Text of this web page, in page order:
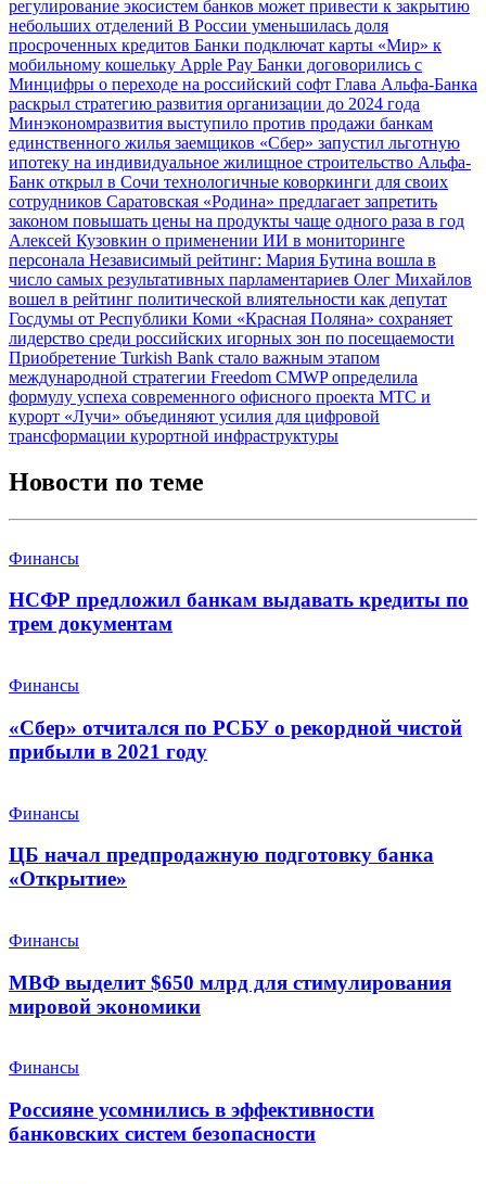
регулирование экосистем банков может привести к закрытию
небольших отделений В России уменьшилась доля
просроченных кредитов Банки подключат карты «Мир» к
мобильному кошельку Apple Pay Банки договорились с
Минцифры о переходе на российский софт Глава Альфа-Банка
раскрыл стратегию развития организации до 2024 года
Минэкономразвития выступило против продажи банкам
единственного жилья заемщиков «Сбер» запустил льготную
ипотеку на индивидуальное жилищное строительство Альфа-
Банк открыл в Сочи технологичные коворкинги для своих
сотрудников Саратовская «Родина» предлагает запретить
законом повышать цены на продукты чаще одного раза в год
Алексей Кузовкин о применении ИИ в мониторинге
персонала Независимый рейтинг: Мария Бутина вошла в
число самых результативных парламентариев Олег Михайлов
вошел в рейтинг политической влиятельности как депутат
Госдумы от Республики Коми «Красная Поляна» сохраняет
лидерство среди российских игорных зон по посещаемости
Приобретение Turkish Bank стало важным этапом
международной стратегии Freedom CMWP определила
формулу успеха современного офисного проекта МТС и
курорт «Лучи» объединяют усилия для цифровой
трансформации курортной инфраструктуры
Новости по теме
Финансы
НСФР предложил банкам выдавать кредиты по
трем документам
Финансы
«Сбер» отчитался по РСБУ о рекордной чистой
прибыли в 2021 году
Финансы
ЦБ начал предпродажную подготовку банка
«Открытие»
Финансы
МВФ выделит $650 млрд для стимулирования
мировой экономики
Финансы
Россияне усомнились в эффективности
банковских систем безопасности